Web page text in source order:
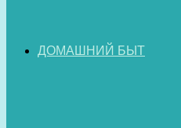
ДОМАШНИЙ БЫТ